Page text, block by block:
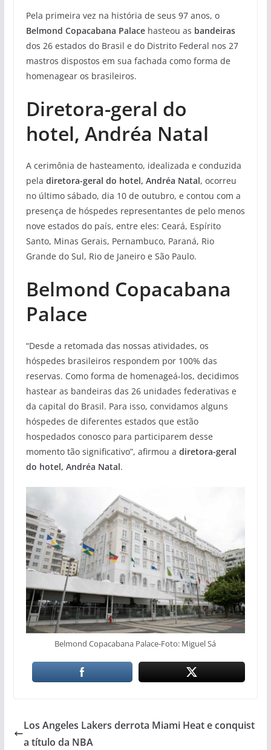
Pela primeira vez na história de seus 97 anos, o
Belmond Copacabana Palacehasteou as bandeiras
dos 26 estados do Brasil e do Distrito Federal nos 27
mastros dispostos em sua fachada como forma de
homenagear os brasileiros.
Diretora-geral do
hotel, Andréa Natal
A cerimônia de hasteamento, idealizada e conduzida
pela diretora-geral do hotel, Andréa Natal, ocorreu
no último sábado, dia 10 de outubro, e contou com a
presença de hóspedes representantes de pelo menos
nove estados do país, entre eles: Ceará, Espírito
Santo, Minas Gerais, Pernambuco, Paraná, Rio
Grande do Sul, Rio de Janeiro e São Paulo.
Belmond Copacabana
Palace
“Desde a retomada das nossas atividades, os
hóspedes brasileiros respondem por 100% das
reservas. Como forma de homenageá-los, decidimos
hastear as bandeiras das 26 unidades federativas e
da capital do Brasil. Para isso, convidamos alguns
hóspedes de diferentes estados que estão
hospedados conosco para participarem desse
momento tão significativo”, afirmou a diretora-geral
do hotel, Andréa Natal.
Belmond Copacabana Palace-Foto: Miguel Sá
Los Angeles Lakers derrota Miami Heat e conquist
a título da NBA